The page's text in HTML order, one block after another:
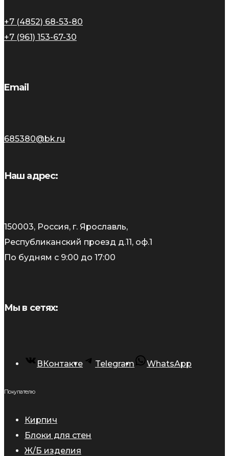
+7 (4852) 68-53-80
+7 (961) 153-67-30
Email
685380@bk.ru
Наш адрес:
150003, Россия, г. Ярославль,
Республиканский проезд д.11, оф.1
По будням с 9:00 до 17:00
Мы в сетях:
ВКонтакте Telegram WhatsApp
Покупателю
Кирпич
Блоки для стен
Ж/Б изделия